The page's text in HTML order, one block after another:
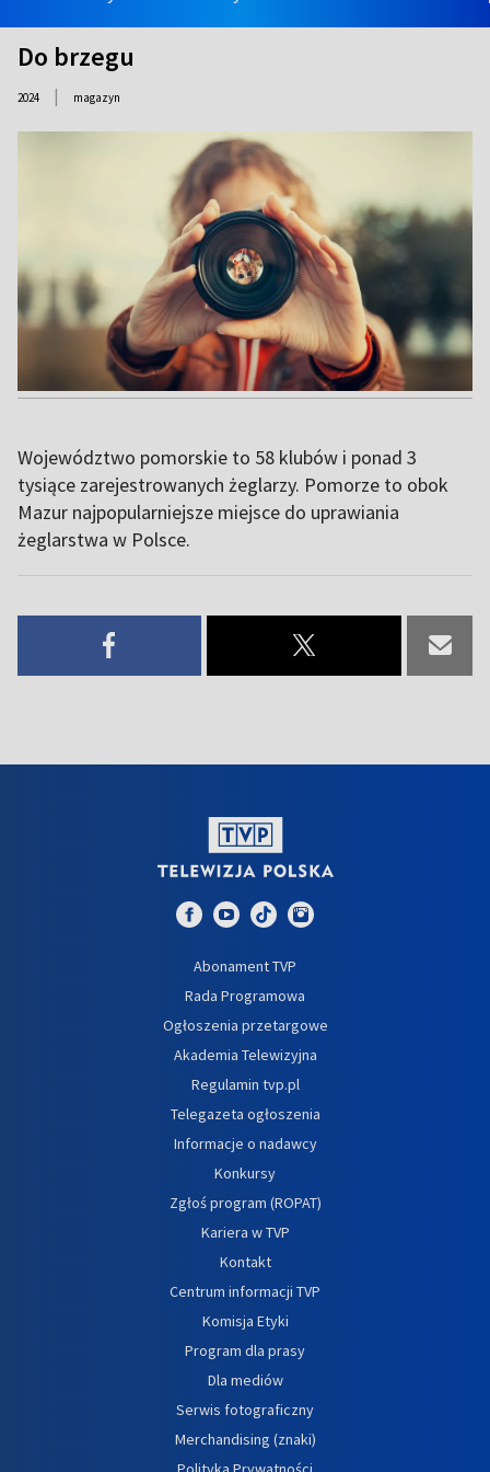
Do brzegu
2024 | magazyn
Województwo pomorskie to 58 klubów i ponad 3
tysiące zarejestrowanych żeglarzy. Pomorze to obok
Mazur najpopularniejsze miejsce do uprawiania
żeglarstwa w Polsce.
Abonament TVP
Rada Programowa
Ogłoszenia przetargowe
Akademia Telewizyjna
Regulamin tvp.pl
Telegazeta ogłoszenia
Informacje o nadawcy
Konkursy
Zgłoś program (ROPAT)
Kariera w TVP
Kontakt
Centrum informacji TVP
Komisja Etyki
Program dla prasy
Dla mediów
Serwis fotograficzny
Merchandising (znaki)